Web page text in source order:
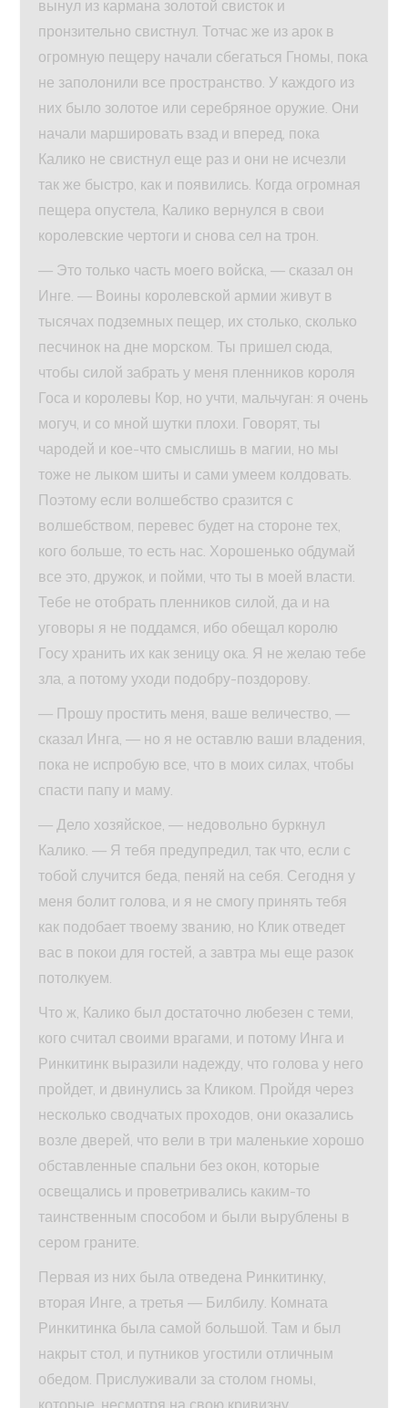
вынул из кармана золотой свисток и
пронзительно свистнул. Тотчас же из арок в
огромную пещеру начали сбегаться Гномы, пока
не заполонили все пространство. У каждого из
них было золотое или серебряное оружие. Они
начали маршировать взад и вперед, пока
Калико не свистнул еще раз и они не исчезли
так же быстро, как и появились. Когда огромная
пещера опустела, Калико вернулся в свои
королевские чертоги и снова сел на трон.
— Это только часть моего войска, — сказал он
Инге. — Воины королевской армии живут в
тысячах подземных пещер, их столько, сколько
песчинок на дне морском. Ты пришел сюда,
чтобы силой забрать у меня пленников короля
Госа и королевы Кор, но учти, мальчуган: я очень
могуч, и со мной шутки плохи. Говорят, ты
чародей и кое-что смыслишь в магии, но мы
тоже не лыком шиты и сами умеем колдовать.
Поэтому если волшебство сразится с
волшебством, перевес будет на стороне тех,
кого больше, то есть нас. Хорошенько обдумай
все это, дружок, и пойми, что ты в моей власти.
Тебе не отобрать пленников силой, да и на
уговоры я не поддамся, ибо обещал королю
Госу хранить их как зеницу ока. Я не желаю тебе
зла, а потому уходи подобру-поздорову.
— Прошу простить меня, ваше величество, —
сказал Инга, — но я не оставлю ваши владения,
пока не испробую все, что в моих силах, чтобы
спасти папу и маму.
— Дело хозяйское, — недовольно буркнул
Калико. — Я тебя предупредил, так что, если с
тобой случится беда, пеняй на себя. Сегодня у
меня болит голова, и я не смогу принять тебя
как подобает твоему званию, но Клик отведет
вас в покои для гостей, а завтра мы еще разок
потолкуем.
Что ж, Калико был достаточно любезен с теми,
кого считал своими врагами, и потому Инга и
Ринкитинк выразили надежду, что голова у него
пройдет, и двинулись за Кликом. Пройдя через
несколько сводчатых проходов, они оказались
возле дверей, что вели в три маленькие хорошо
обставленные спальни без окон, которые
освещались и проветривались каким-то
таинственным способом и были вырублены в
сером граните.
Первая из них была отведена Ринкитинку,
вторая Инге, а третья — Билбилу. Комната
Ринкитинка была самой большой. Там и был
накрыт стол, и путников угостили отличным
обедом. Прислуживали за столом гномы,